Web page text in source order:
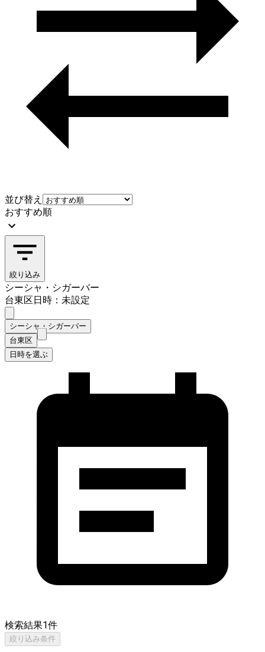
並び替え
おすすめ順
絞り込み
シーシャ・シガーバー
台東区日時：未設定
シーシャ・シガーバー
台東区
日時を選ぶ
検索結果1件
絞り込み条件